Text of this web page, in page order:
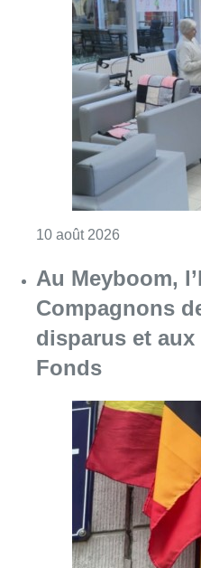
10 août 2026
Au Meyboom,
Compagnons
disparus et aux
Fonds